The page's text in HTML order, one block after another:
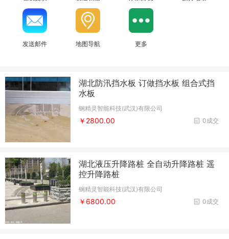
发送邮件 地图导航 更多
湖北防汛挡水板 订做挡水板 组合式挡
水板
钢精灵智能科技(武汉)有限公司
0成交
￥2800.00
湖北液压升降路桩 全自动升降路桩 遥
控升降路桩
钢精灵智能科技(武汉)有限公司
0成交
￥6800.00